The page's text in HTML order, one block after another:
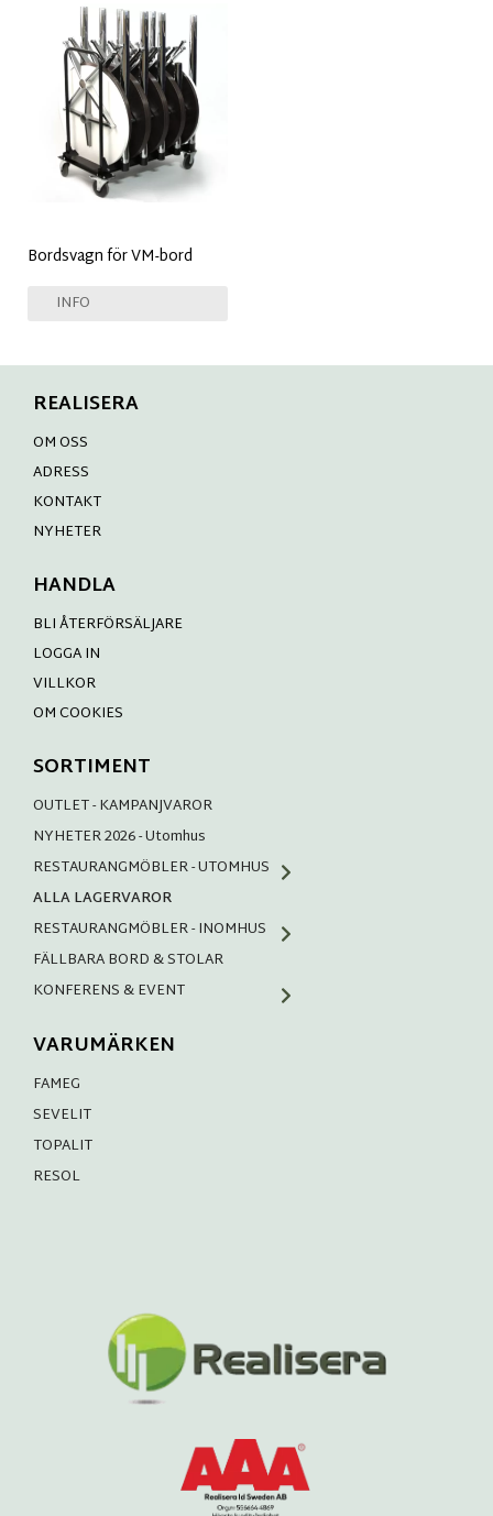
Bordsvagn för VM-bord
INFO
REALISERA
OM OSS
ADRESS
KONTAKT
NYHETER
HANDLA
BLI ÅTERFÖRSÄLJARE
LOGGA IN
VILLKOR
OM COOKIES
SORTIMENT
OUTLET - KAMPANJVAROR
NYHETER 2026 - Utomhus
RESTAURANGMÖBLER - UTOMHUS
ALLA LAGERVAROR
RESTAURANGMÖBLER - INOMHUS
FÄLLBARA BORD & STOLAR
KONFERENS & EVENT
VARUMÄRKEN
FAMEG
SEVELIT
TOPALIT
RESOL